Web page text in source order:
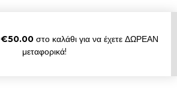
€50.00στο καλάθι για να έχετε ΔΩΡΕΑΝ
μεταφορικά!